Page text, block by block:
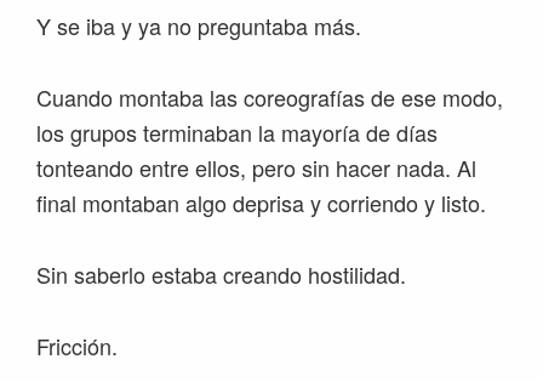
Y se iba y ya no preguntaba más.
Cuando montaba las coreografías de ese modo,
los grupos terminaban la mayoría de días
tonteando entre ellos, pero sin hacer nada. Al
final montaban algo deprisa y corriendo y listo.
Sin saberlo estaba creando hostilidad.
Fricción.